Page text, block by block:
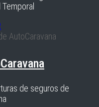
de seguros de